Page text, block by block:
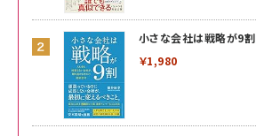
小さな会社は戦略が9割
￥1,980